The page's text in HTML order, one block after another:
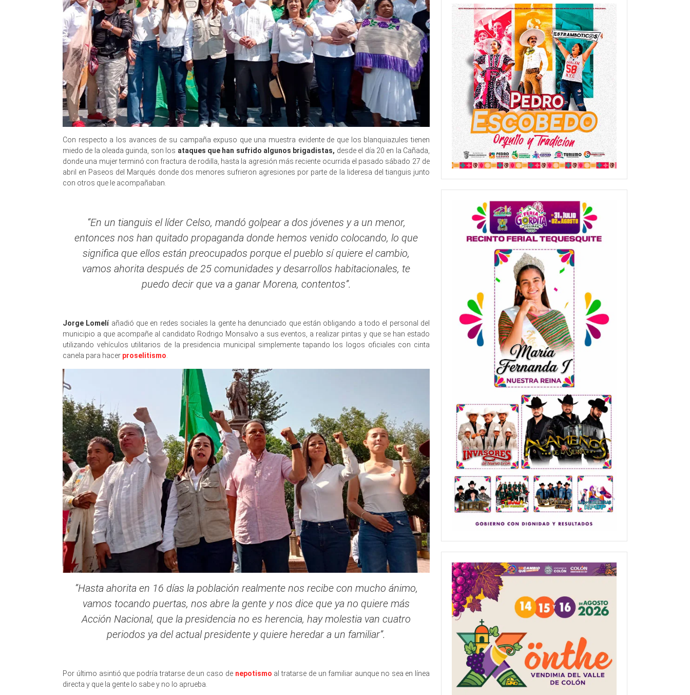
Con respecto a los avances de su campaña expuso que una muestra evidente de que los blanquiazules tienen
miedo de la oleada guinda, son los ataques que han sufrido algunos brigadistas, desde el día 20 en la Cañada,
donde una mujer terminó con fractura de rodilla, hasta la agresión más reciente ocurrida el pasado sábado 27 de
abril en Paseos del Marqués donde dos menores sufrieron agresiones por parte de la lideresa del tianguis junto
con otros que le acompañaban.
“En un tianguis el líder Celso, mandó golpear a dos jóvenes y a un menor,
entonces nos han quitado propaganda donde hemos venido colocando, lo que
significa que ellos están preocupados porque el pueblo sí quiere el cambio,
vamos ahorita después de 25 comunidades y desarrollos habitacionales, te
puedo decir que va a ganar Morena, contentos”.
Jorge Lomelíañadió que en redes sociales la gente ha denunciado que están obligando a todo el personal del
municipio a que acompañe al candidato Rodrigo Monsalvo a sus eventos, a realizar pintas y que se han estado
utilizando vehículos utilitarios de la presidencia municipal simplemente tapando los logos oficiales con cinta
canela para hacer proselitismo
“Hasta ahorita en 16 días la población realmente nos recibe con mucho ánimo,
vamos tocando puertas, nos abre la gente y nos dice que ya no quiere más
Acción Nacional, que la presidencia no es herencia, hay molestia van cuatro
periodos ya del actual presidente y quiere heredar a un familiar”.
Por último asintió que podría tratarse de un caso de nepotismo al tratarse de un familiar aunque no sea en línea
directa y que la gente lo sabe y no lo aprueba.